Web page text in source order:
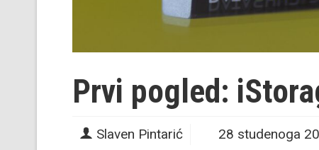
Prvi pogled:
Slaven Pintarić 28 studenoga